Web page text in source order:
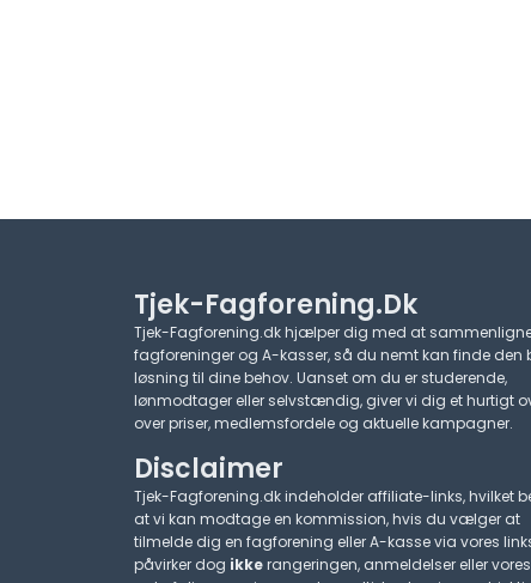
Tjek-Fagforening.dk
Tjek-Fagforening.dk hjælper dig med at
fagforeninger og A-kasser, så du nemt kan finde den
løsning til dine behov. Uanset om du er studerende,
lønmodtager eller selvstændig, giver vi dig et hurtigt
over priser, medlemsfordele og aktuelle kampagner.​
Disclaimer
Tjek-Fagforening.dk indeholder affiliate-links, hvilket
at vi kan modtage en kommission, hvis du vælger at
tilmelde dig en fagforening eller A-kasse via vores
påvirker dog ikkerangeringen, anmeldelser eller vores